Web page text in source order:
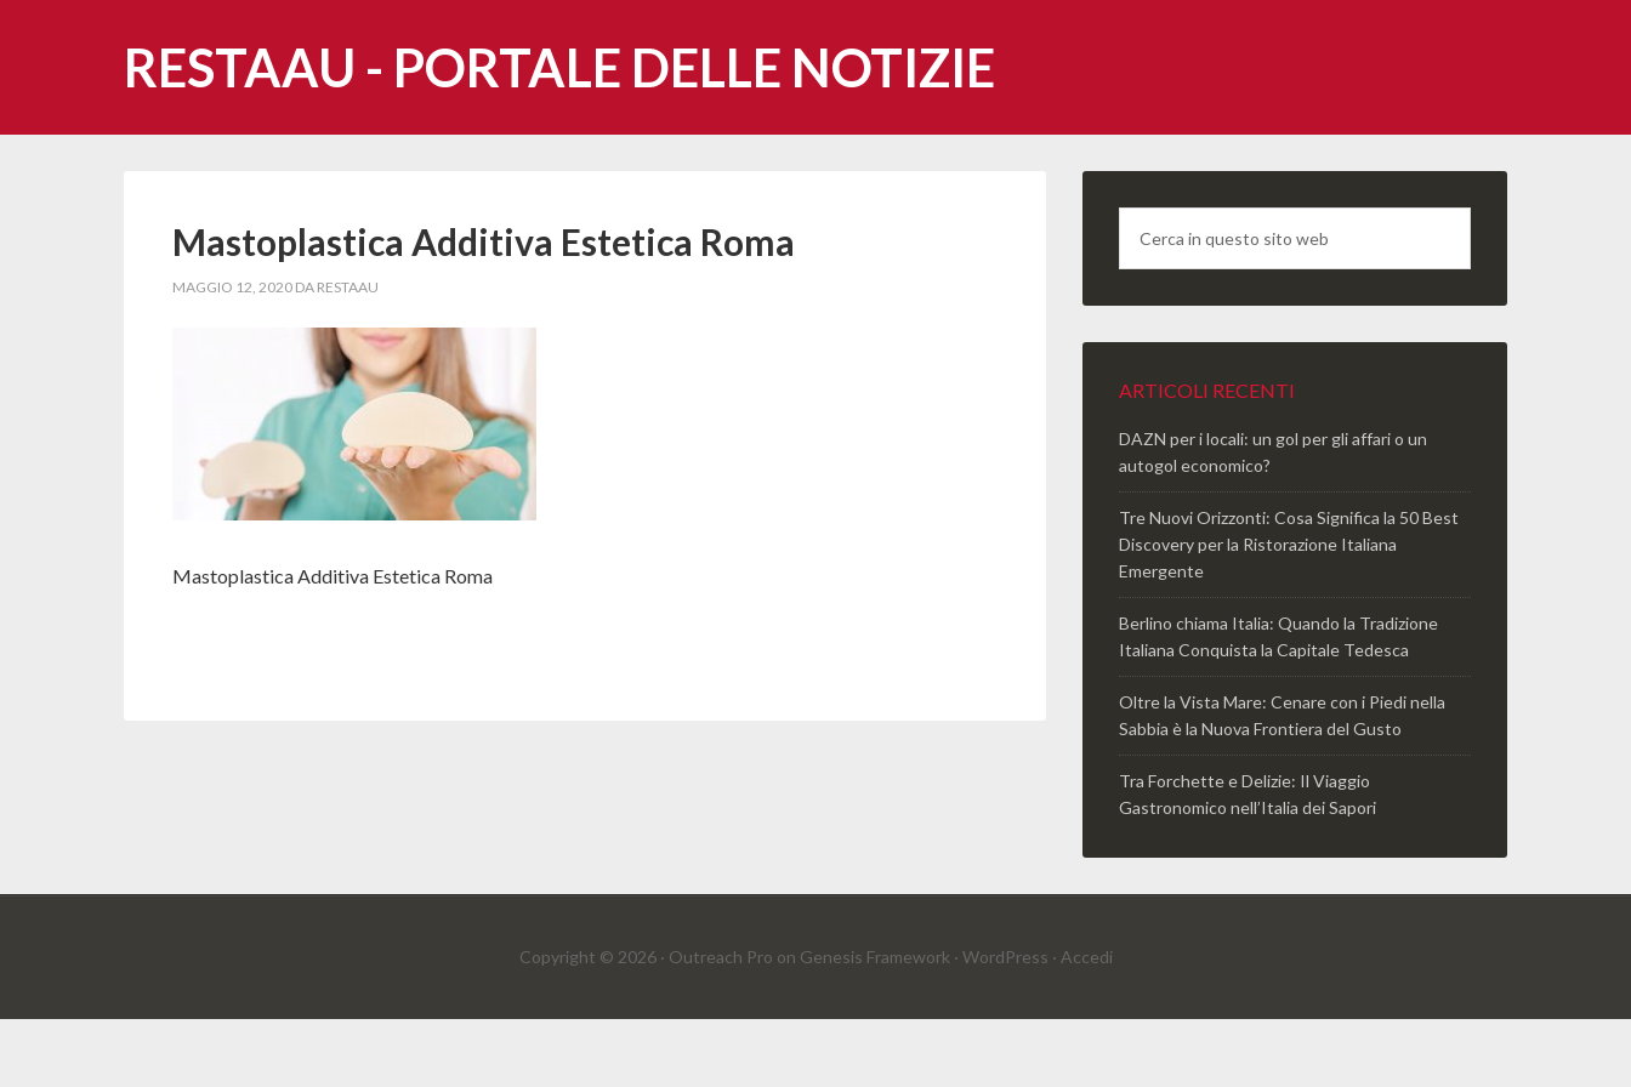
RESTAAU - PORTALE DELLE NOTIZIE
Mastoplastica Additiva Estetica Roma
MAGGIO 12, 2020 DA RESTAAU
Mastoplastica Additiva Estetica Roma
ARTICOLI RECENTI
DAZN per i locali: un gol per gli affari o un
autogol economico?
Tre Nuovi Orizzonti: Cosa Significa la 50 Best
Discovery per la Ristorazione Italiana
Emergente
Berlino chiama Italia: Quando la Tradizione
Italiana Conquista la Capitale Tedesca
Oltre la Vista Mare: Cenare con i Piedi nella
Sabbia è la Nuova Frontiera del Gusto
Tra Forchette e Delizie: Il Viaggio
Gastronomico nell’Italia dei Sapori
Copyright © 2026 · Outreach Pro on Genesis Framework · WordPress · Accedi